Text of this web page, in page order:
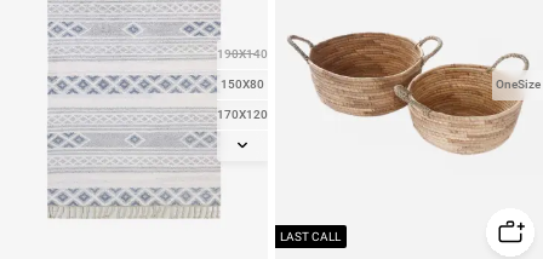
LAST CALL
OneSize
190X140
150X80
170X120
160X230
200X290
340X240